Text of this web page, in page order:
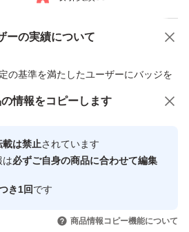
むおそれがあるので
ーの実績について
の基準を満たしたユーザーにバッジを
心・安全なユーザーです
引を完了させた実績があります
商品への質問
情報をコピーします
載は禁止されています
は必ずご自身の商品に合わせて編集
き1回です
商品情報コピー機能について
オススメ